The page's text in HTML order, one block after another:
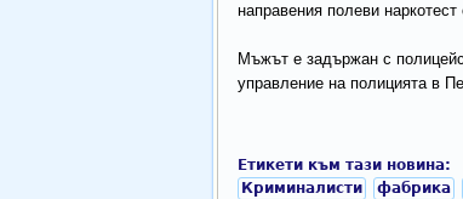
направения полеви
Мъжът е задържан с
управление на полицията в
Етикети към тази новина:
Криминалисти
фабрика